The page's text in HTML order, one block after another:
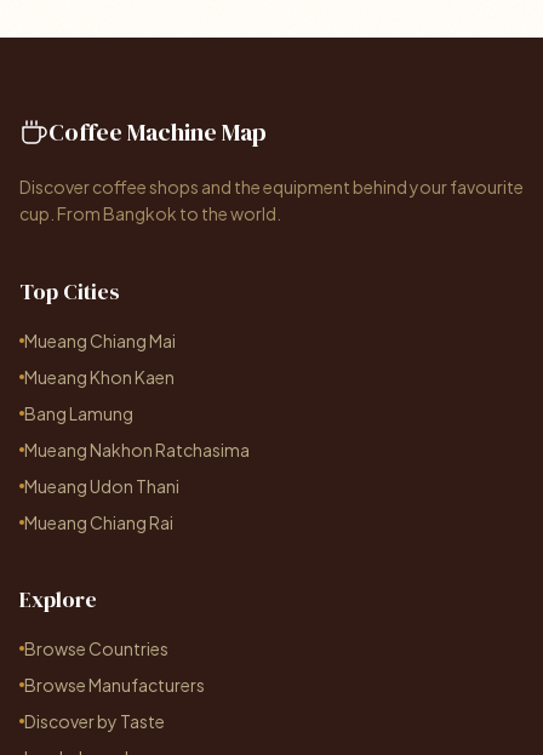
Coffee Machine Map
Discover coffee shops and the equipment behind your favourite
cup. From Bangkok to the world.
Top Cities
Mueang Chiang Mai
Mueang Khon Kaen
Bang Lamung
Mueang Nakhon Ratchasima
Mueang Udon Thani
Mueang Chiang Rai
Explore
Browse Countries
Browse Manufacturers
Discover by Taste